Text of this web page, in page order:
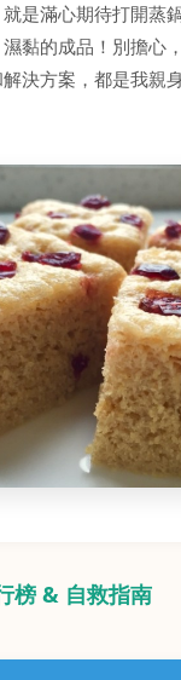
是滿心期待打開蒸
黏的成品！別擔心
決方案，都是我親
榜 & 自救指南